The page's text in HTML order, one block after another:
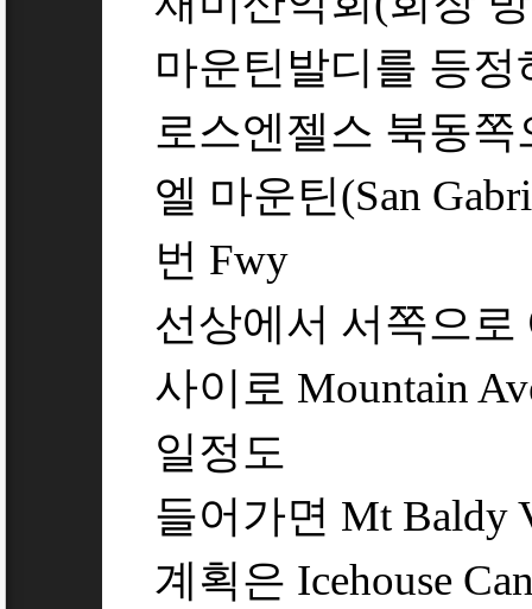
마운틴발디를 등정
로스엔젤스 북동
엘 마운틴(San
번 Fwy
선상에서 서쪽으로
사이로 Mountain
일정도
들어가면 Mt Baldy
계획은 Icehouse